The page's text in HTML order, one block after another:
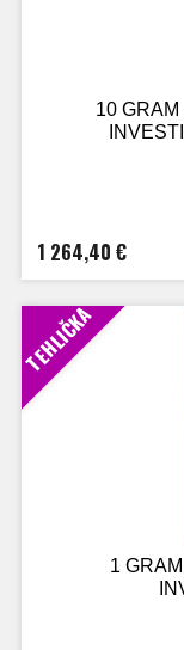
10
1 264,40 €
TEHLIČKA
1